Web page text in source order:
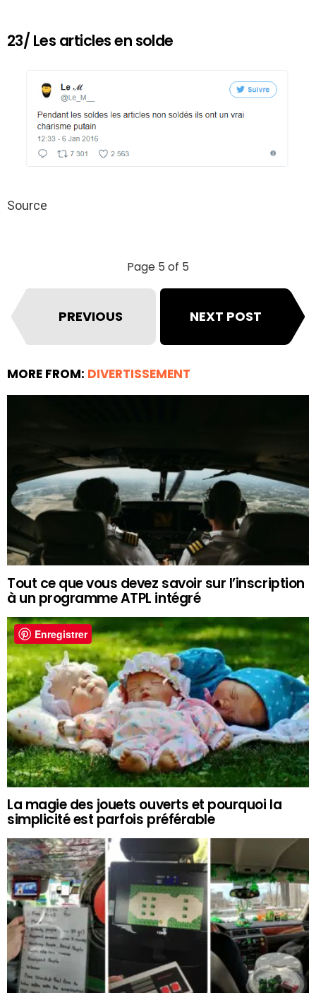
23/ Les articles en solde
Source
Page 5 of 5
PREVIOUS NEXT POST
MORE FROM: DIVERTISSEMENT
Tout ce que vous devez savoir sur l’inscription
à un programme ATPL intégré
La magie des jouets ouverts et pourquoi la
simplicité est parfois préférable
Enregistrer